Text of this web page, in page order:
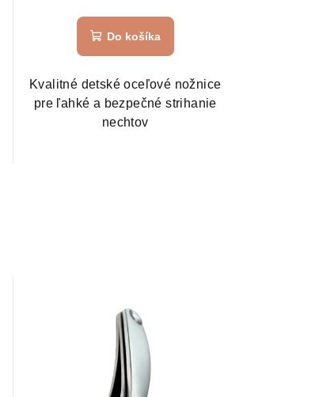
Do košíka
Kvalitné detské oceľové nožnice
pre ľahké a bezpečné strihanie
nechtov